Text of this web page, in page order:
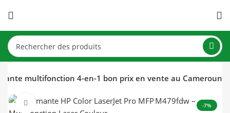
multifonction 4-en-1 bon prix en vente au Cameroun
-7%
Click to enlarge